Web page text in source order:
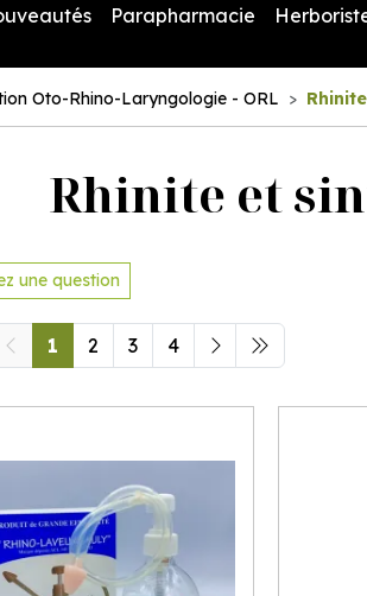
Parapharmacie
Oto-Rhino-Laryngologie - ORL
Rhinite et
une question
1 2 3 4